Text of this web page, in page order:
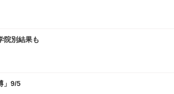
院別結果も
」9/5